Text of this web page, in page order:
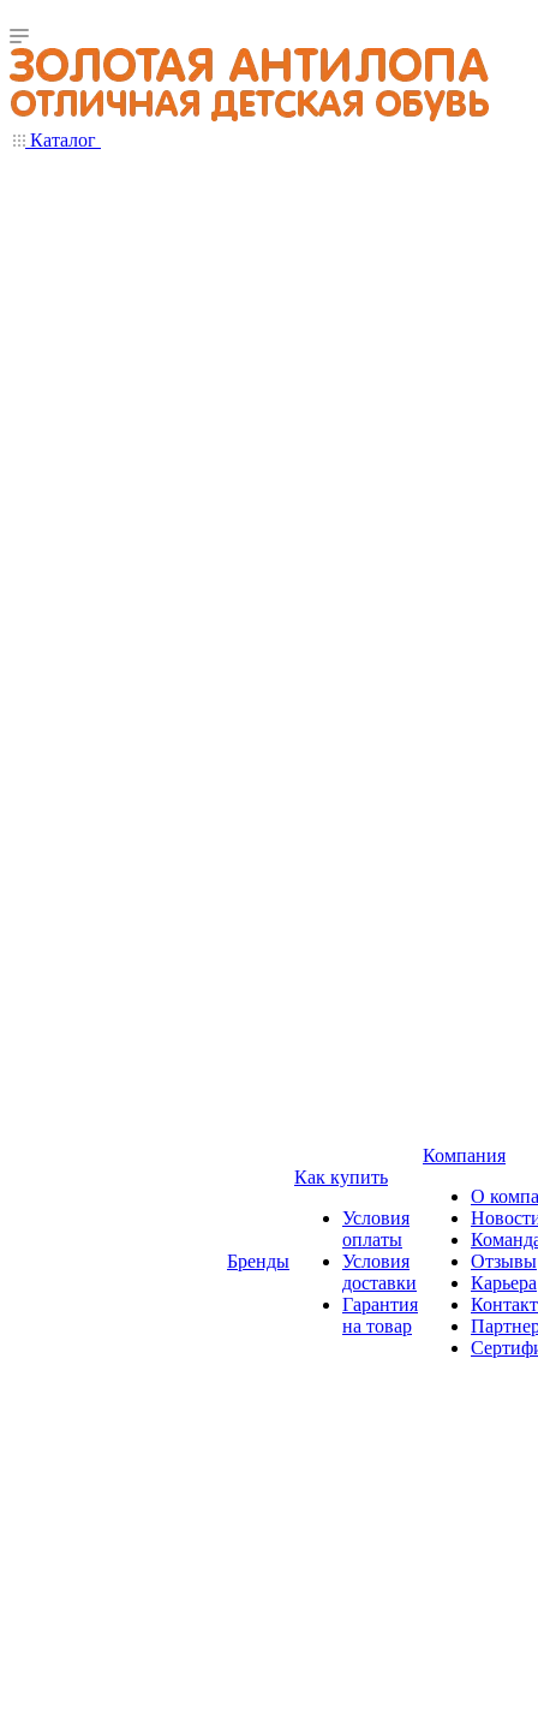
Каталог
Бренды
Как купить
Условия
оплаты
Условия
доставки
Гарантия
на товар
Компания
О
Отзывы
Карьера